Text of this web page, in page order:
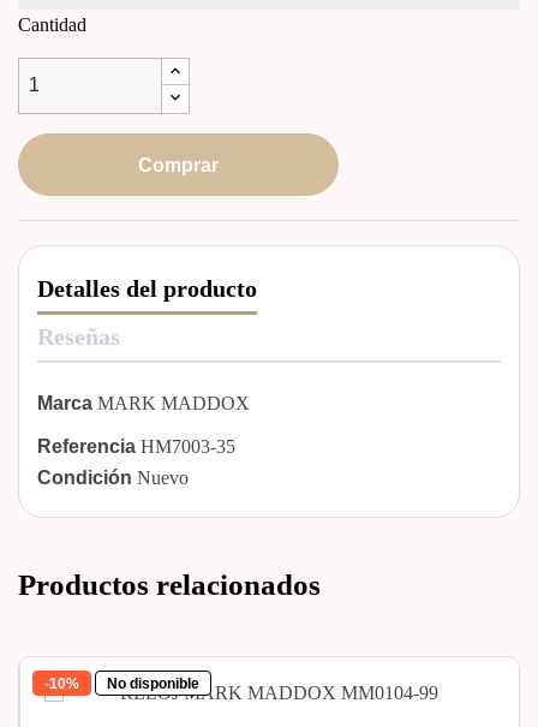
Cantidad
Comprar
Detalles del producto
Reseñas
Marca MARK MADDOX
Referencia HM7003-35
Condición Nuevo
Productos relacionados
-10% No disponible